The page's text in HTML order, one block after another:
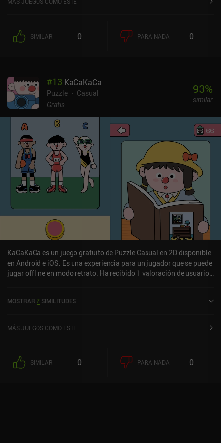
algunos niveles, la clasificación por colores y números también
existe. Cuando colocamos un objeto cerca de donde se supone que
que recurrir al sistema de pistas. Algunas soluciones ni siquiera
las entendí después de verlas, así que aunque algunos de los 32
niveles son de gran calidad, otros parecen algo rotos. Incluso una
secuela no aporta mucho nuevo a la serie, y teniendo en cuenta lo
corta que es la duración, da la sensación de que falta algo.
También experimenté un bug en el que el juego hacía zoom a
intervalos aleatorios, haciendo imposible mover nada. A Little to
the Left: Drawers es un juego premium de 2,99 $. Es una pequeña
experiencia agradable, pero un paso por debajo del original. Sería
más fácil de recomendar si tuviera más niveles. Pero si te encantó
el primero, es probable que también disfrutes con este.
MÁS JUEGOS COMO ESTE
SIMILAR 0 PARA NADA 0
#13 KaCaKaCa
Puzzle
Casual
Gratis
93%
similar
KaCaKaCa es un juego gratuito de Puzzle Casual en 2D disponible
en Android e iOS. Es una experiencia para un jugador que se puede
jugar offline en modo retrato. Ha recibido 1 valoración de usuario
2,5 sobre 5,0 en la App Store de iOS.
MOSTRAR 7 SIMILITUDES
MÁS JUEGOS COMO ESTE
SIMILAR 0 PARA NADA 0